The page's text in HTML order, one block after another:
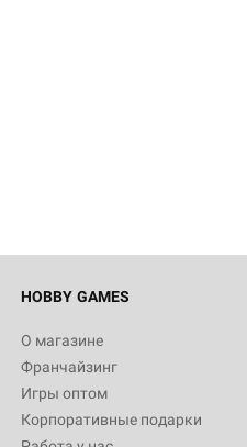
HOBBY GAMES
О магазине
Франчайзинг
Игры оптом
Корпоративные подарки